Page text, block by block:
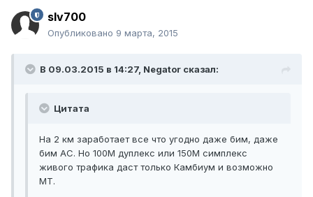
slv700
Опубликовано 9 марта, 2015
В 09.03.2015 в 14:27, Negator сказал:
Цитата
На 2 км заработает все что угодно даже бим, даже
бим АС. Но 100М дуплекс или 150М симплекс
живого трафика даст только Камбиум и возможно
МТ.